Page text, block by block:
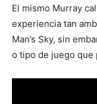
El mismo Murray
experiencia tan
Man’s Sky, sin
o tipo de juego que